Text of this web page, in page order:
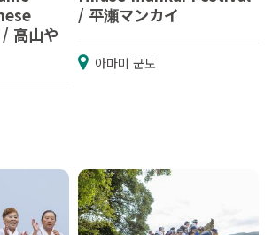
高山や
/ 平瀬マンカイ
아마미 군도